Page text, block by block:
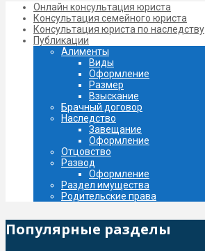
Онлайн консультация юриста
Консультация семейного юриста
Консультация юриста по наследству
Публикации
Алименты
Виды
Оформление
Размер
Взыскание
Брачный договор
Наследство
Завещание
Oформление
Отцовство
Развод
Оформление
Раздел имущества
Родительские права
Популярные разделы